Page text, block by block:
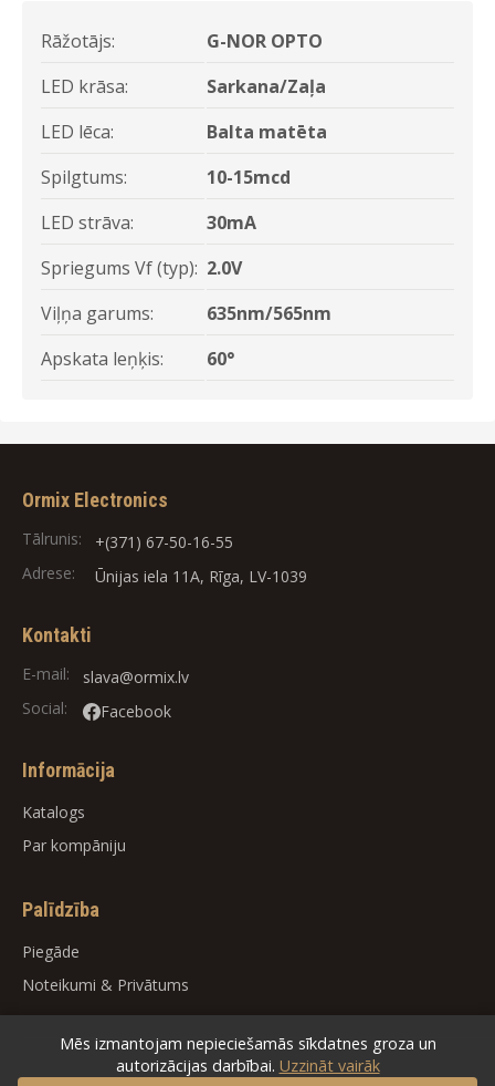
Rāžotājs:
G-NOR OPTO
LED krāsa:
Sarkana/Zaļa
LED lēca:
Balta matēta
Spilgtums:
10-15mcd
LED strāva:
30mA
Spriegums Vf (typ): 2.0V
Viļņa garums:
635nm/565nm
Apskata leņķis:
60°
Ormix Electronics
Tālrunis:
+(371) 67-50-16-55
Adrese:
Ūnijas iela 11A, Rīga, LV-1039
Kontakti
E-mail:
slava@ormix.lv
Social:
Facebook
Informācija
Katalogs
Par kompāniju
Palīdzība
Piegāde
Noteikumi & Privātums
Mēs izmantojam nepieciešamās sīkdatnes groza un
autorizācijas darbībai. Uzzināt vairāk